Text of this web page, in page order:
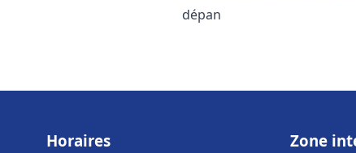
dépan
Horaires Zone